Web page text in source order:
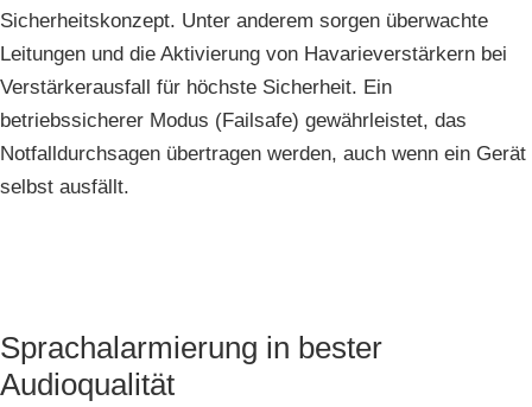
Sicherheitskonzept. Unter anderem sorgen überwachte
Leitungen und die Aktivierung von Havarieverstärkern bei
Verstärkerausfall für höchste Sicherheit. Ein
betriebssicherer Modus (Failsafe) gewährleistet, das
Notfalldurchsagen übertragen werden, auch wenn ein Gerät
selbst ausfällt.
Sprachalarmierung in bester
Audioqualität